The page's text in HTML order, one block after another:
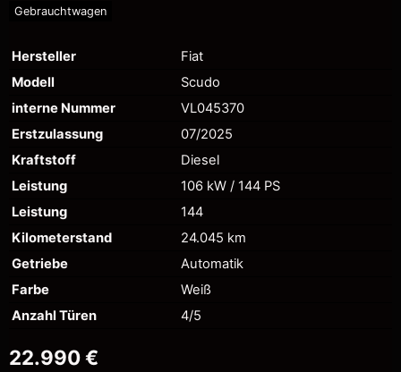
Gebrauchtwagen
Hersteller
Fiat
Modell
Scudo
interne Nummer
VL045370
Erstzulassung
07/2025
Kraftstoff
Diesel
Leistung
106 kW / 144 PS
Leistung
144
Kilometerstand
24.045 km
Getriebe
Automatik
Farbe
Weiß
Anzahl Türen
4/5
22.990 €